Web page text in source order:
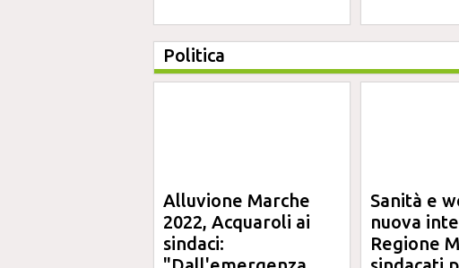
Politica
Alluvione Marche
2022, Acquaroli ai
sindaci:
Sanità e
nuova
Regione